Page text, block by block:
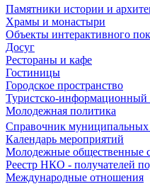
Памятники истории и
Храмы и монастыри
Объекты интерактивного
Досуг
Рестораны и кафе
Гостиницы
Городское пространство
Туристско-информационный
Молодежная политика
Справочник
Календарь мероприятий
Молодежные общественные
Реестр НКО - получателей
Международные отношения